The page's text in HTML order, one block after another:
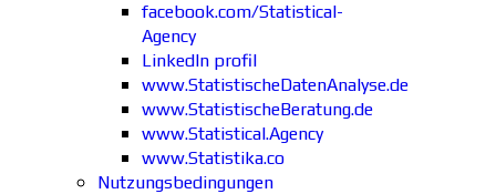
facebook.com/Statistical-
Agency
LinkedIn profil
www.StatistischeDatenAnalyse.de
www.StatistischeBeratung.de
www.Statistical.Agency
www.Statistika.co
Nutzungsbedingungen